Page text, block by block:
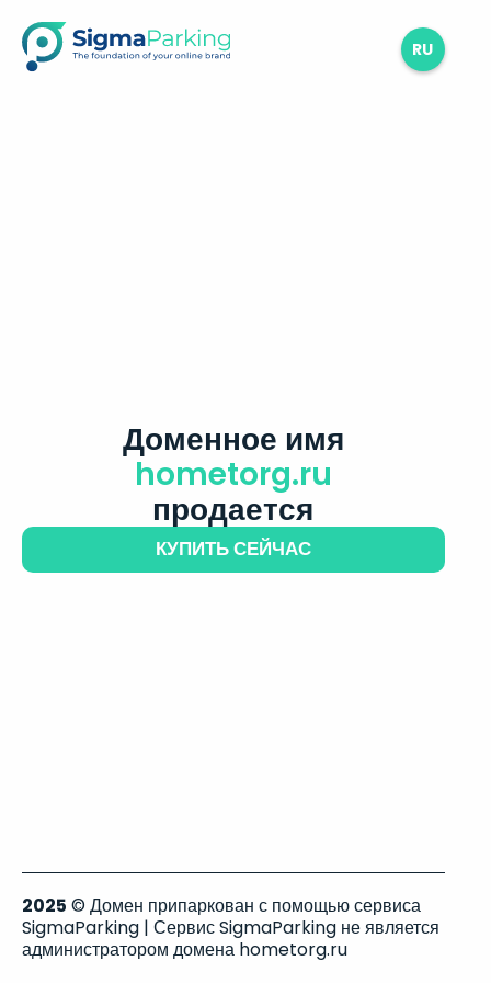
RU
Доменное имя
hometorg.ru
продается
КУПИТЬ СЕЙЧАС
2025 © Домен припаркован с помощью сервиса
SigmaParking | Сервис SigmaParking не является
администратором домена hometorg.ru